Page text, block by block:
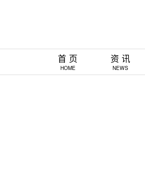
首 页
HOME
资 讯
NEWS